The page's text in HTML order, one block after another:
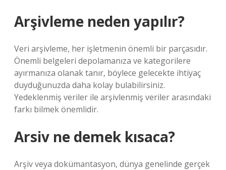
Arşivleme neden yapılır?
Veri arşivleme, her işletmenin önemli bir parçasıdır.
Önemli belgeleri depolamanıza ve kategorilere
ayırmanıza olanak tanır, böylece gelecekte ihtiyaç
duyduğunuzda daha kolay bulabilirsiniz.
Yedeklenmiş veriler ile arşivlenmiş veriler arasındaki
farkı bilmek önemlidir.
Arsiv ne demek kısaca?
Arşiv veya dokümantasyon, dünya genelinde gerçek